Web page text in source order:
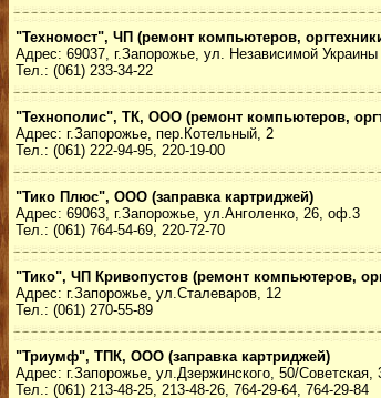
"Техномост", ЧП (ремонт компьютеров,
Адрес: 69037, г.Запорожье, ул. Независимой
Тел.: (061) 233-34-22
"Технополис", ТК, ООО (ремонт компьютеров,
Адрес: г.Запорожье, пер.Котельный, 2
Тел.: (061) 222-94-95, 220-19-00
"Тико Плюс", ООО (заправка картриджей)
Адрес: 69063, г.Запорожье, ул.Анголенко, 26, оф.3
Тел.: (061) 764-54-69, 220-72-70
"Тико", ЧП Кривопустов (ремонт компьютеров,
Адрес: г.Запорожье, ул.Сталеваров, 12
Тел.: (061) 270-55-89
"Триумф", ТПК, ООО (заправка картриджей)
Адрес: г.Запорожье, ул.Дзержинского, 50/Советская,
Тел.: (061) 213-48-25, 213-48-26, 764-29-64, 764-29-84